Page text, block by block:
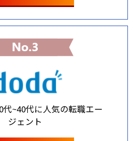
代~40代に人気の転職エー
ジェント